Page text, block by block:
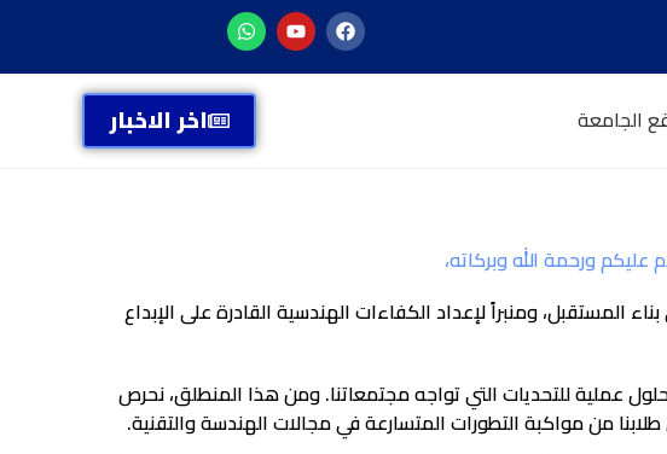
الجامعة اخر الاخبار
عليكم ورحمة الله وبركاته،
ومنبراً لإعداد الكفاءات الهندسية القادرة على الإبداع
عملية للتحديات التي تواجه مجتمعاتنا. ومن هذا المنطلق، نحرص
من مواكبة التطورات المتسارعة في مجالات الهندسة والتقنية.